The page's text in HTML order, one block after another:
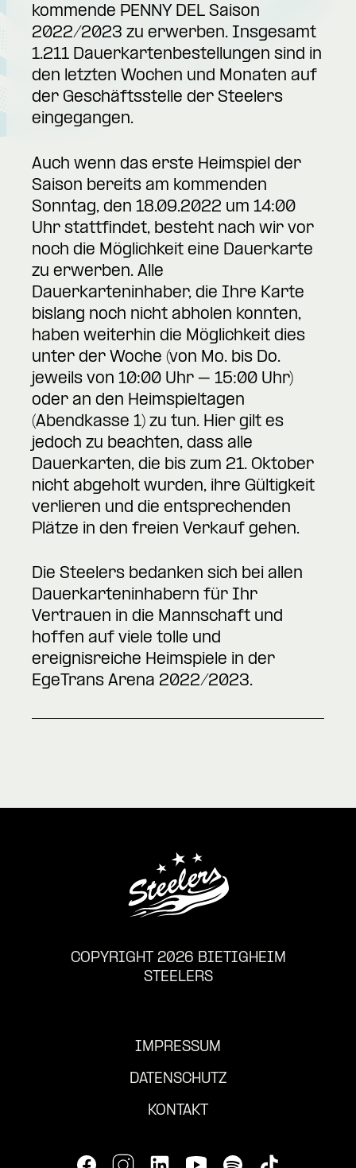
kommende PENNY DEL Saison
2022/2023 zu erwerben. Insgesamt
1.211 Dauerkartenbestellungen sind in
den letzten Wochen und Monaten auf
der Geschäftsstelle der Steelers
eingegangen.
Auch wenn das erste Heimspiel der
Saison bereits am kommenden
Sonntag, den 18.09.2022 um 14:00
Uhr stattfindet, besteht nach wir vor
noch die Möglichkeit eine Dauerkarte
zu erwerben. Alle
Dauerkarteninhaber, die Ihre Karte
bislang noch nicht abholen konnten,
haben weiterhin die Möglichkeit dies
unter der Woche (von Mo. bis Do.
jeweils von 10:00 Uhr – 15:00 Uhr)
oder an den Heimspieltagen
(Abendkasse 1) zu tun. Hier gilt es
jedoch zu beachten, dass alle
Dauerkarten, die bis zum 21. Oktober
nicht abgeholt wurden, ihre Gültigkeit
verlieren und die entsprechenden
Plätze in den freien Verkauf gehen.
Die Steelers bedanken sich bei allen
Dauerkarteninhabern für Ihr
Vertrauen in die Mannschaft und
hoffen auf viele tolle und
ereignisreiche Heimspiele in der
EgeTrans Arena 2022/2023.
COPYRIGHT 2026 BIETIGHEIM
STEELERS
IMPRESSUM
DATENSCHUTZ
KONTAKT